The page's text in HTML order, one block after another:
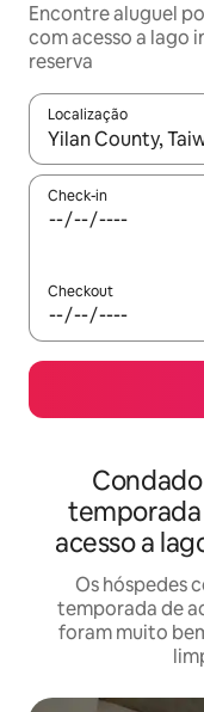
Encontre aluguel
com acesso a lago
reserva
Localização
Quando os
Check-in
Checkout
acesso a
Os hóspedes
temporada de
foram muito